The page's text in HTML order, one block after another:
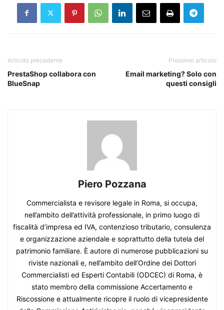
Articolo precedente
PrestaShop collabora con
BlueSnap
Prossimo articolo
Email marketing? Solo con
questi consigli
Piero Pozzana
Commercialista e revisore legale in Roma, si occupa,
nell’ambito dell’attività professionale, in primo luogo di
fiscalità d’impresa ed IVA, contenzioso tributario, consulenza
e organizzazione aziendale e soprattutto della tutela del
patrimonio familiare. È autore di numerose pubblicazioni su
riviste nazionali e, nell’ambito dell’Ordine dei Dottori
Commercialisti ed Esperti Contabili (ODCEC) di Roma, è
stato membro della commissione Accertamento e
Riscossione e attualmente ricopre il ruolo di vicepresidente